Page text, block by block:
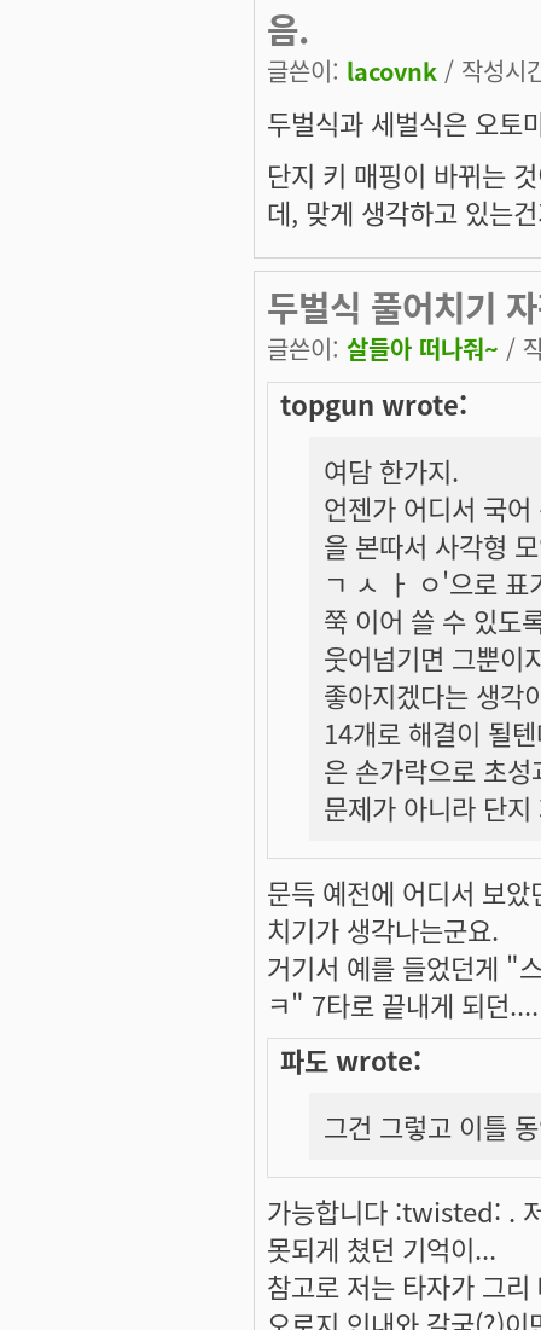
음.
글쓴이: lacovnk / 작성시
두벌식과 세벌식은 오토
단지 키 매핑이 바뀌는
데, 맞게 생각하고 있는
두벌식 풀어치기
글쓴이: 살들아 떠나줘~ /
topgun wrote:
여담 한가지.
언젠가 어디서 국
을 본따서 사각형
ㄱ ㅅ ㅏ ㅇ'으로
쭉 이어 쓸 수 있도
웃어넘기면 그뿐이
좋아지겠다는 생각
14개로 해결이 될
은 손가락으로 초성
문제가 아니라 단
문득 예전에 어디서 보
치기가 생각나는군요.
거기서 예를 들었던게 "
ㅋ" 7타로 끝내게 되던....
파도 wrote:
그건 그렇고 이틀
가능합니다 :twisted: .
못되게 쳤던 기억이...
참고로 저는 타자가 그
오로지 인내와 갈굼(?)